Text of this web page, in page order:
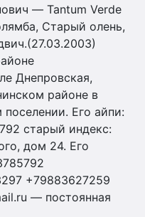
— Tantum Verde
Старый олень,
Днепровская,
районе в
Его айпи:
старый индекс:
дом 24. Его
+79883627259
— постоянная